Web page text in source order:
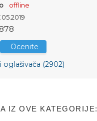
offline
878
Ocenite
oglašivača (2902)
IZ OVE KATEGORIJE: